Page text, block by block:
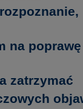
na
zatrzymać